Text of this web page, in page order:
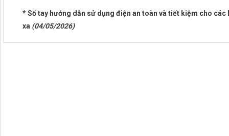
* Sổ tay hướng dẫn sử dụng điện an toàn và tiết kiệm cho
xa (04/05/2026)